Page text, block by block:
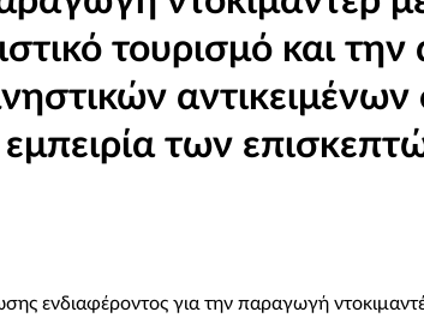
τουρισμό και την
αντικειμένων
των
ενδιαφέροντος για την παραγωγή